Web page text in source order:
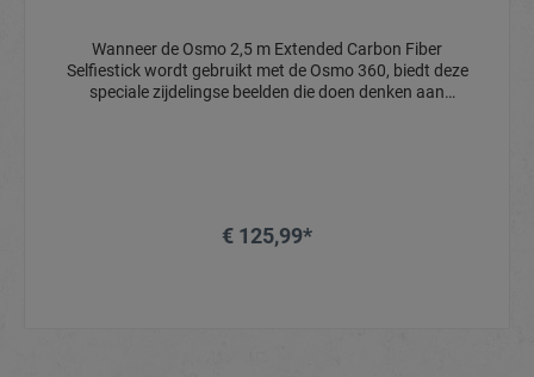
Wanneer de Osmo 2,5 m Extended Carbon Fiber
Selfiestick wordt gebruikt met de Osmo 360, biedt deze
speciale zijdelingse beelden die doen denken aan
€ 125,99*